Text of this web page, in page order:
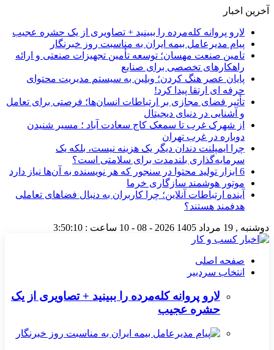
آخرین اخبار
لارو پروانه کله‌مرده را ببینید + تصاویری از یک حشره عجیب
پیام مدیرعامل بیمه ایران به مناسبت روز خبرنگار
تامین صنعت مهسان؛ توسعه تأمین تجهیزات صنعتی و ارائه
راهکارهای تخصصی برای صنایع
پایان عصر هنگ کردن؛ وبلین به سیستم مدیریت محتوای
حرفه ای ارتقا پیدا کرد!
تأثیر فضای مجازی بر ارتباطات انسان‌ها؛ فرصتی برای تعامل
و آشنایی در دنیای دیجیتال
از شهرک غرب تا سمعک کاج سعادت آباد ؛ مسیر شنیدن
دوباره در غرب تهران
چرا ایمپلنت دندان دیگر یک هزینه نیست، بلکه یک
سرمایه‌گذاری بلندمدت برای سلامتی است؟
6 ابزار تولید محتوا در سنجور که هر نویسنده به آن‌ها نیاز دارد
موتور هوشمند سازگاری خرما
آینده ارتباطات آنلاین؛ چرا کاربران به دنبال فضاهای تعاملی
هدفمند هستند؟
دوشنبه , 19 مرداد 1405 2026 - 08 - 10 ساعت : 3:50:11
صفحه اصلی
انتخاب سردبیر
لارو پروانه کله‌مرده را ببینید + تصاویری از یک
حشره عجیب